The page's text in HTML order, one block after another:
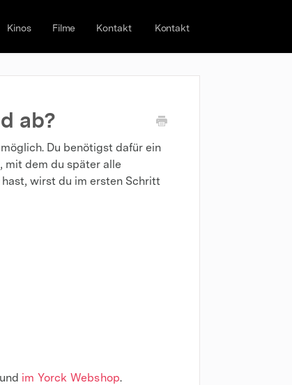
Kinos Filme Kontakt Kontakt
ab?
Du benötigst dafür ein
mit dem du später alle
wirst du im ersten Schritt
im Yorck Webshop.